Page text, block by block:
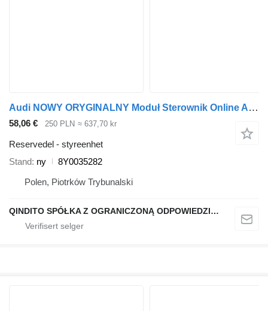
Audi NOWY ORYGINALNY Moduł Sterownik Online A3 8Y A6 C8 8Y0035282 styreenhet for bil
58,06 € 250 PLN ≈ 637,70 kr
Reservedel - styreenhet
Stand ny
8Y0035282
Polen, Piotrków Trybunalski
QINDITO SPÓŁKA Z OGRANICZONĄ ODPOWIEDZIALNOŚCIĄ